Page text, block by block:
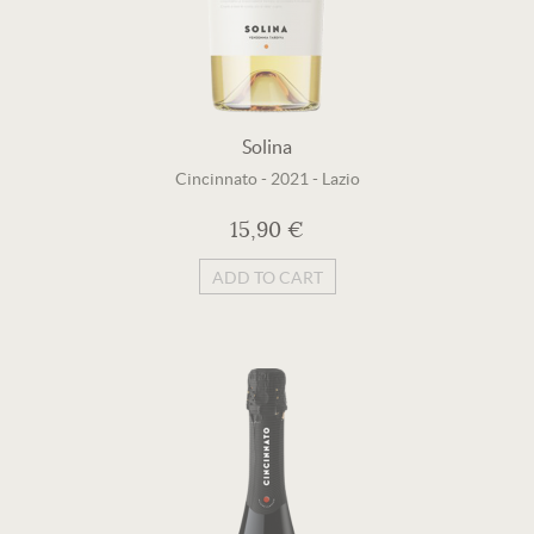
Solina
Cincinnato - 2021 - Lazio
15,90 €
ADD TO CART